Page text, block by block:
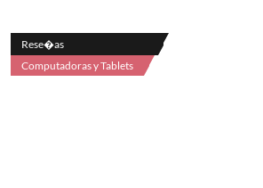
Rese�as
Computadoras y Tablets